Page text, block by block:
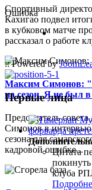
Спортивный
Кахигао подвел
в кубковом матче
рассказал о работе
Максим Симонов:
на сезон. Я не был
Председатель
Симонов в
сезона для
кадровой ошибке...
Ошибка
:: Powered by
Первые лица
Цитата
клуба